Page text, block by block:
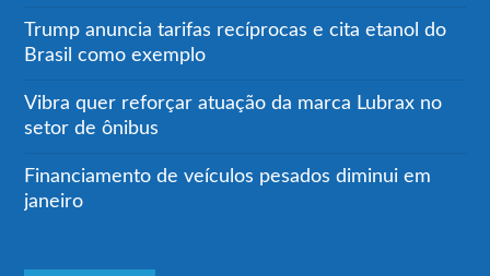
Trump anuncia tarifas recíprocas e cita etanol do
Brasil como exemplo
Vibra quer reforçar atuação da marca Lubrax no
setor de ônibus
Financiamento de veículos pesados diminui em
janeiro